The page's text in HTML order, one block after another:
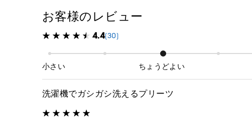
お客様のレビュー
4.4(30)
小さい ちょうどよい
洗濯機でガシガシ洗えるプリーツ